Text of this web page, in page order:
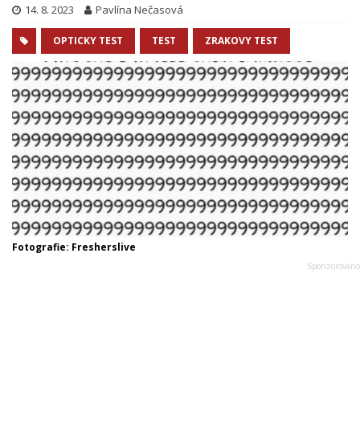
14. 8. 2023 Pavlína Nečasová
OPTICKY TEST TEST ZRAKOVY TEST
Fotografie: Fresherslive